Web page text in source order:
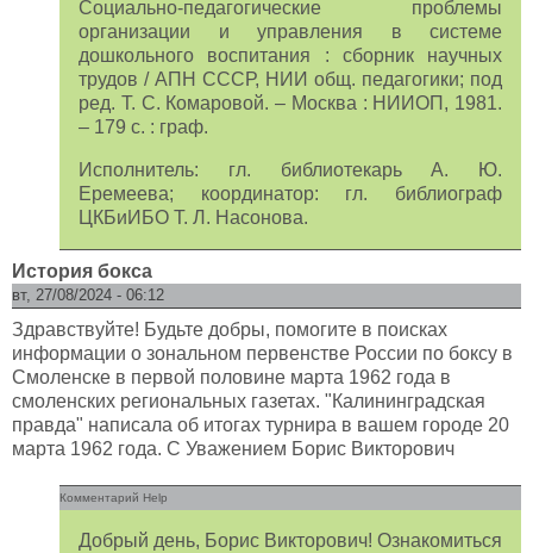
Социально-педагогические проблемы
организации и управления в системе
дошкольного воспитания : сборник научных
трудов / АПН СССР, НИИ общ. педагогики; под
ред. Т. С. Комаровой. – Москва : НИИОП, 1981.
– 179 с. : граф.
Исполнитель: гл. библиотекарь А. Ю.
Еремеева; координатор: гл. библиограф
ЦКБиИБО Т. Л. Насонова.
История бокса
вт, 27/08/2024 - 06:12
Здравствуйте! Будьте добры, помогите в поисках
информации о зональном первенстве России по боксу в
Смоленске в первой половине марта 1962 года в
смоленских региональных газетах. "Калининградская
правда" написала об итогах турнира в вашем городе 20
марта 1962 года. С Уважением Борис Викторович
Комментарий Help
Добрый день, Борис Викторович! Ознакомиться